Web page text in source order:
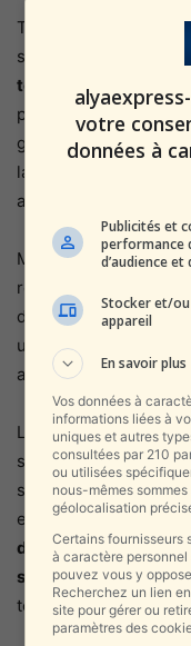
Toutefois, derrière
spécialistes appellent
technologiques
propulsion capable
gestion de l’énergie,
lancement et surtout
aucune puissance ne
Même la Chine,
retard sur certains
domaine des
un décalage estimé
acteurs comme
Les projections les
sources chinoises
servicedans 20 à 30
estiment que le projet
démonstration de
stratégiqueque d’un
terme.
votre
données à
Publicités et
performance
d’audience
Stocker et/
appareil
En savoir plus
Vos données à
informations liées à
uniques et autres
consultées par 210
ou utilisées
nous-mêmes
géolocalisation
Certains fournisseurs
à caractère
pouvez vous y
Recherchez un lien
site pour gérer ou
paramètres des